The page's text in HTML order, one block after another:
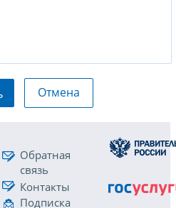
Отмена
Обратная
связь
Контакты
Подписка